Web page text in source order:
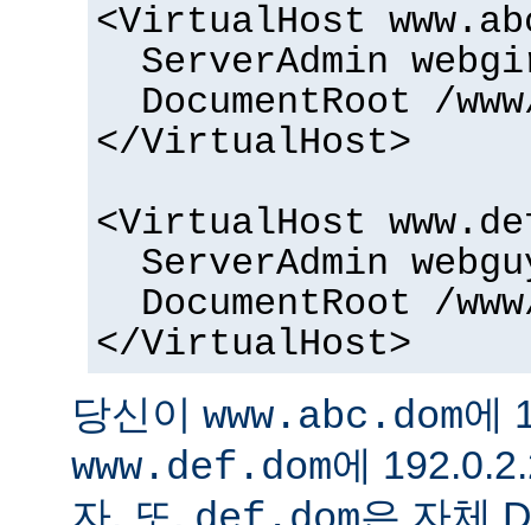
<VirtualHost
ServerAdmin
DocumentRoot /
</VirtualHost>
<VirtualHost
ServerAdmin
DocumentRoot /
</VirtualHost>
당신이 www.abc.dom에
www.def.dom에
자. 또,
은 자체